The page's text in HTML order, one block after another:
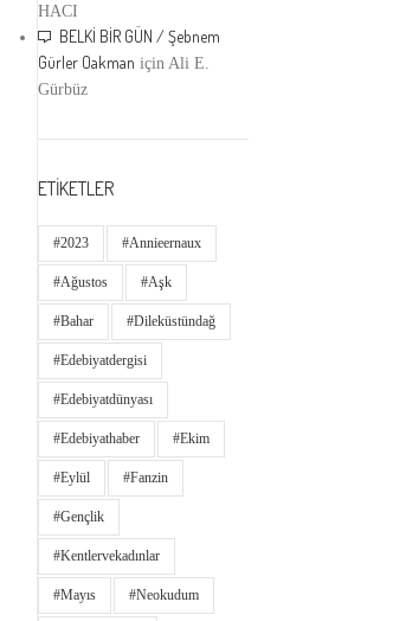
HACI
BELKİ BİR GÜN / Şebnem
Gürler Oakman için Ali E.
Gürbüz
ETİKETLER
#2023 #annieernaux
#ağustos #aşk
#bahar #dileküstündağ
#edebiyatdergisi
#edebiyatdünyası
#edebiyathaber #ekim
#eylül #fanzin
#gençlik
#kentlervekadınlar
#Mayıs #neokudum